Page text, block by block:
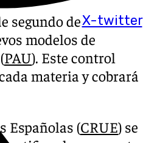
X-twitter
segundo de
modelos de
PAU). Este control
materia y cobrará
Españolas (CRUE) se